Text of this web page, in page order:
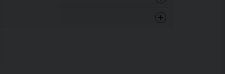
produkten...